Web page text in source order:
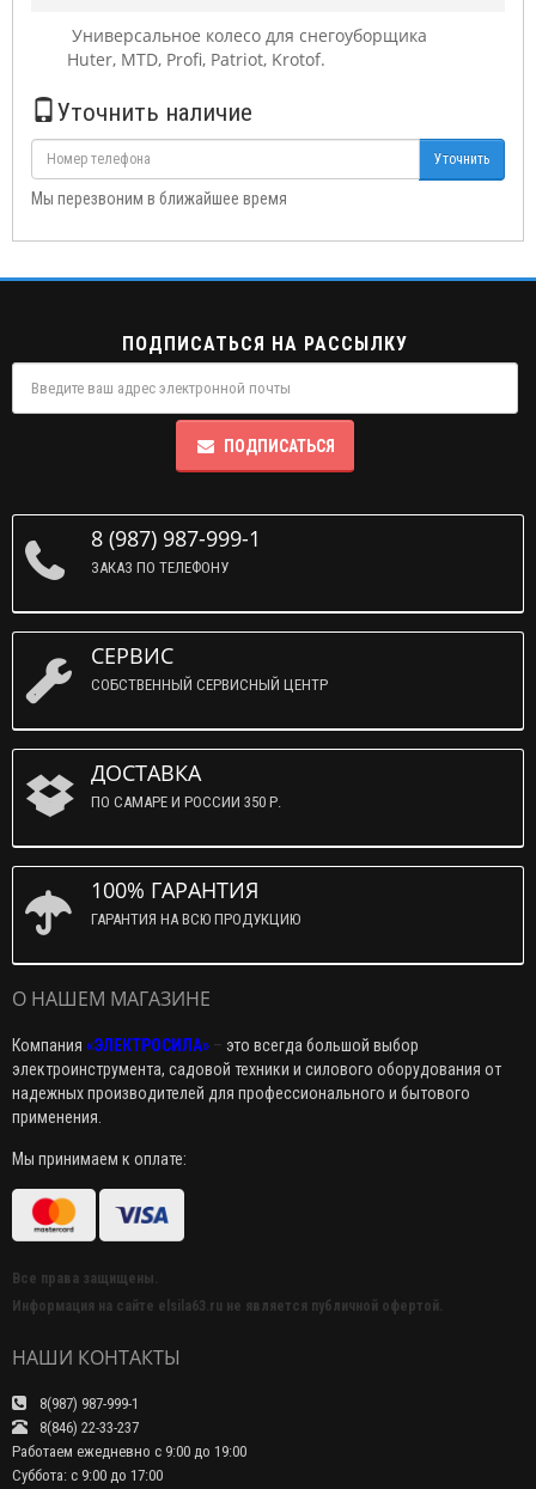
Универсальное колесо для снегоуборщика
Huter, MTD, Profi, Patriot, Krotof.
Уточнить наличие
Уточнить
Мы перезвоним в ближайшее время
ПОДПИСАТЬСЯ НА РАССЫЛКУ
ПОДПИСАТЬСЯ
8 (987) 987-999-1
ЗАКАЗ ПО ТЕЛЕФОНУ
СЕРВИС
СОБСТВЕННЫЙ СЕРВИСНЫЙ ЦЕНТР
ДОСТАВКА
ПО САМАРЕ И РОССИИ 350 Р.
100% ГАРАНТИЯ
ГАРАНТИЯ НА ВСЮ ПРОДУКЦИЮ
О НАШЕМ МАГАЗИНЕ
Компания «ЭЛЕКТРОСИЛА» – это всегда большой выбор
электроинструмента, садовой техники и силового оборудования от
надежных производителей для профессионального и бытового
применения.
Мы принимаем к оплате:
Все права защищены.
Информация на сайте elsila63.ru не является публичной офертой.
НАШИ КОНТАКТЫ
8(987) 987-999-1
8(846) 22-33-237
Работаем ежедневно с 9:00 до 19:00
Суббота: с 9:00 до 17:00